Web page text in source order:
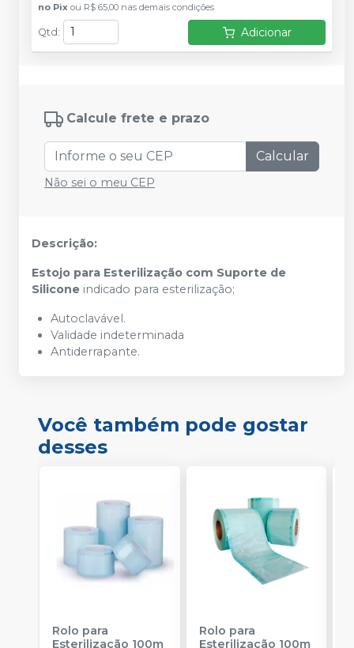
no Pix ou R$ 65,00 nas demais condições
Qtd : Adicionar
Calcule frete e prazo
Calcular
Não sei o meu CEP
Descrição:
Estojo para Esterilização com Suporte de
Silicone indicado para esterilização;
Autoclavável.
Validade indeterminada
Antiderrapante.
Você também pode gostar
desses
Rolo para
Esterilização 100m
Rolo para
Esterilização 100m